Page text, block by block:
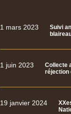
1 mars 2023
Suivi
1 juin 2023
Collecte
réjection
19 janvier 2024